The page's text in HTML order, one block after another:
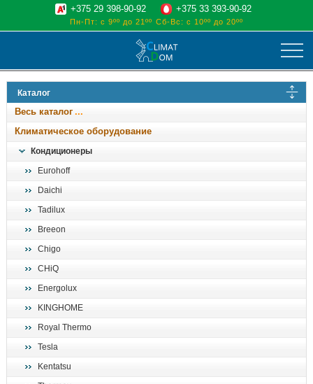
климат
отопительные котлы
водоснабжение
+375 29 398-90-92 +375 33 393-90-92
Пн-Пт: с 9ºº до 21ºº Сб-Вс: с 10ºº до 20ºº
Каталог
Весь каталог
Климатическое оборудование
Кондиционеры
Eurohoff
Daichi
Tadilux
Breeon
Chigo
CHiQ
Energolux
KINGHOME
Royal Thermo
Tesla
Kentatsu